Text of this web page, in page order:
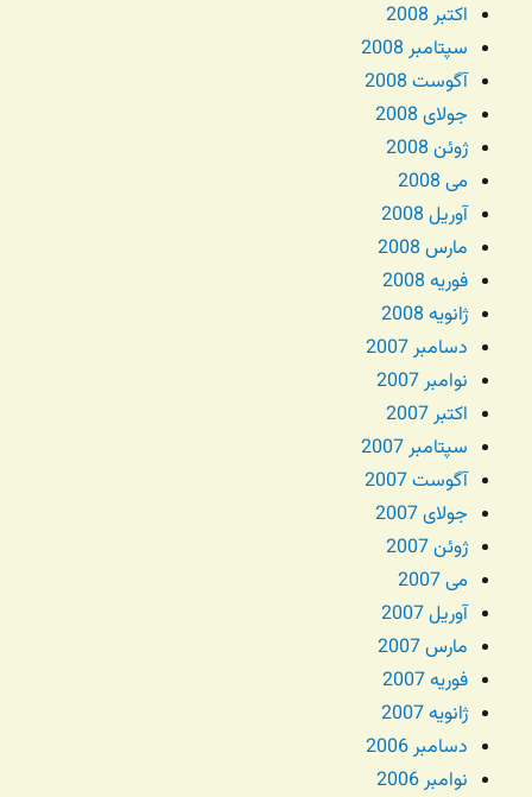
اکتبر 2008
سپتامبر 2008
آگوست 2008
جولای 2008
ژوئن 2008
می 2008
آوریل 2008
مارس 2008
فوریه 2008
ژانویه 2008
دسامبر 2007
نوامبر 2007
اکتبر 2007
سپتامبر 2007
آگوست 2007
جولای 2007
ژوئن 2007
می 2007
آوریل 2007
مارس 2007
فوریه 2007
ژانویه 2007
دسامبر 2006
نوامبر 2006